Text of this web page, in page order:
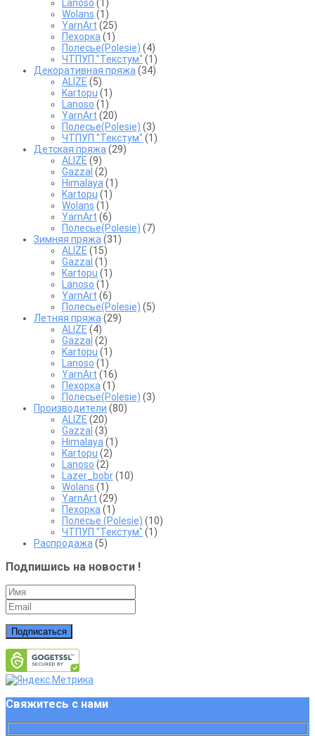
Lanoso (1)
Wolans (1)
YarnArt (25)
Пехорка (1)
Полесье(Polesie) (4)
ЧТПУП "Текстум" (1)
Декоративная пряжа (34)
ALIZE (5)
Kartopu (1)
Lanoso (1)
YarnArt (20)
Полесье(Polesie) (3)
ЧТПУП "Текстум" (1)
Детская пряжа (29)
ALIZE (9)
Gazzal (2)
Himalaya (1)
Kartopu (1)
Wolans (1)
YarnArt (6)
Полесье(Polesie) (7)
Зимняя пряжа (31)
ALIZE (15)
Gazzal (1)
Kartopu (1)
Lanoso (1)
YarnArt (6)
Полесье(Polesie) (5)
Летняя пряжа (29)
ALIZE (4)
Gazzal (2)
Kartopu (1)
Lanoso (1)
YarnArt (16)
Пехорка (1)
Полесье(Polesie) (3)
Производители (80)
ALIZE (20)
Gazzal (3)
Himalaya (1)
Kartopu (2)
Lanoso (2)
Lazer_bobr(10)
Wolans (1)
YarnArt (29)
Пехорка (1)
Полесье (Polesie) (10)
ЧТПУП "Текстум" (1)
Распродажа (5)
Подпишись на новости !
Подписаться
Свяжитесь с нами